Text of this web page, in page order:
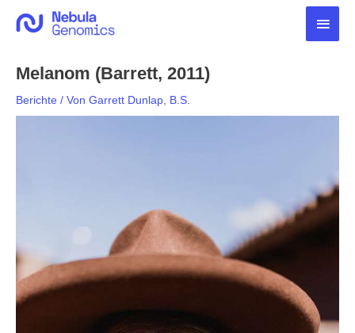
Inhalt
Melanom (Barrett, 2011)
Berichte / Von Garrett Dunlap, B.S.